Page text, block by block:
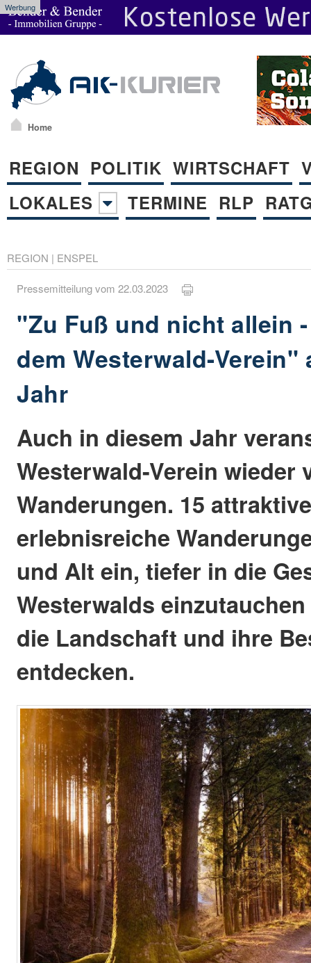
Werbung
Home
REGION POLITIK WIRTSCHAFT
LOKALES
TERMINE RLP
REGION | ENSPEL
Pressemitteilung vom 22.03.2023
"Zu Fuß und nicht allein
dem Westerwald-Verein"
Jahr
Auch in diesem Jahr
Westerwald-Verein wieder
Wanderungen. 15
erlebnisreiche
und Alt ein, tiefer in die
Westerwalds
die Landschaft und ihre
entdecken.